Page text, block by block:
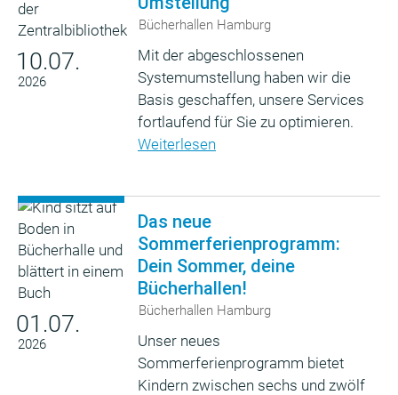
10.07.
2026
Bücherhallen Hamburg
Mit der abgeschlossenen
Systemumstellung haben wir die
Basis geschaffen, unsere Services
fortlaufend für Sie zu optimieren.
Weiterlesen
01.07.
2026
Das neue
Sommerferienprogramm:
Dein Sommer, deine
Bücherhallen!
Bücherhallen Hamburg
Unser neues
Sommerferienprogramm bietet
Kindern zwischen sechs und zwölf